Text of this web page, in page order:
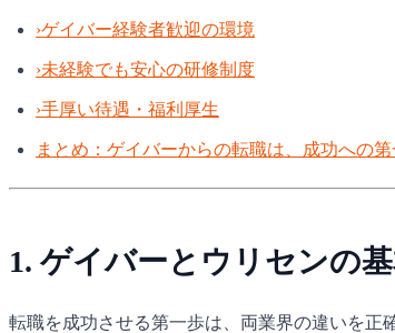
›ゲイバー経験者歓迎の環境
›未経験でも安心の研修制度
›手厚い待遇・福利厚生
まとめ：ゲイバーからの転職は、成功への
1. ゲイバーとウリセンの
転職を成功させる第一歩は、両業界の違いを